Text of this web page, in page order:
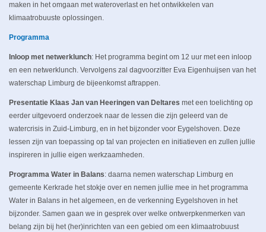
maken in het omgaan met wateroverlast en het ontwikkelen van
klimaatrobuuste oplossingen.
Programma
Inloop met netwerklunch: Het programma begint om 12 uur met een inloop
en een netwerklunch. Vervolgens zal dagvoorzitter Eva Eigenhuijsen van het
waterschap Limburg de bijeenkomst aftrappen.
Presentatie Klaas Jan van Heeringen van Deltares met een toelichting op
eerder uitgevoerd onderzoek naar de lessen die zijn geleerd van de
watercrisis in Zuid-Limburg, en in het bijzonder voor Eygelshoven. Deze
lessen zijn van toepassing op tal van projecten en initiatieven en zullen jullie
inspireren in jullie eigen werkzaamheden.
Programma Water in Balans: daarna nemen waterschap Limburg en
gemeente Kerkrade het stokje over en nemen jullie mee in het programma
Water in Balans in het algemeen, en de verkenning Eygelshoven in het
bijzonder. Samen gaan we in gesprek over welke ontwerpkenmerken van
belang zijn bij het (her)inrichten van een gebied om een klimaatrobuust